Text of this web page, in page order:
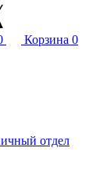
Корзина 0
отдел